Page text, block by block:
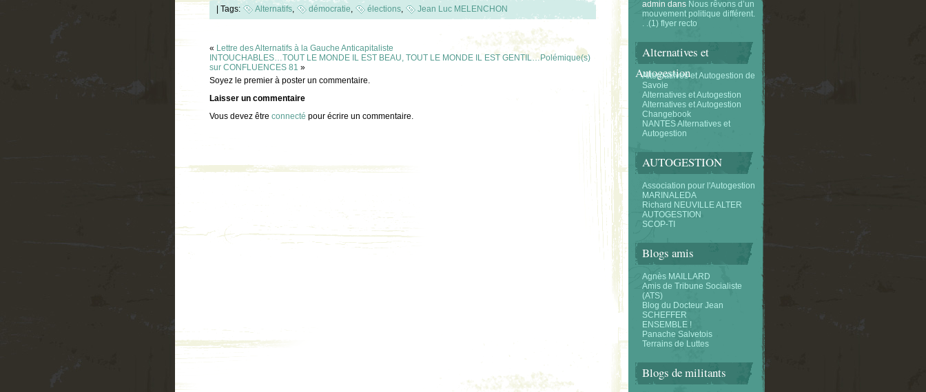
| Tags: Alternatifs démocratie élections Jean Luc MELENCHON
« Lettre des Alternatifs à la Gauche Anticapitaliste
INTOUCHABLES…TOUT LE MONDE IL EST BEAU, TOUT LE MONDE IL EST GENTIL…Polémique(s)
sur CONFLUENCES 81 »
Soyez le premier à poster un commentaire.
Laisser un commentaire
Vous devez être connecté pour écrire un commentaire.
admin dans Nous rêvons d’un
mouvement politique différent.
. .(1) flyer recto
Alternatives et
Autogestion
Alternatifves et Autogestion de
Savoie
Alternatives et Autogestion
Alternatives et Autogestion
Changebook
NANTES Alternatives et
Autogestion
AUTOGESTION
Association pour l'Autogestion
MARINALEDA
Richard NEUVILLE ALTER
AUTOGESTION
SCOP-TI
Blogs amis
Agnès MAILLARD
Amis de Tribune Socialiste
(ATS)
Blog du Docteur Jean
SCHEFFER
ENSEMBLE !
Panache Salvetois
Terrains de Luttes
Blogs de militants